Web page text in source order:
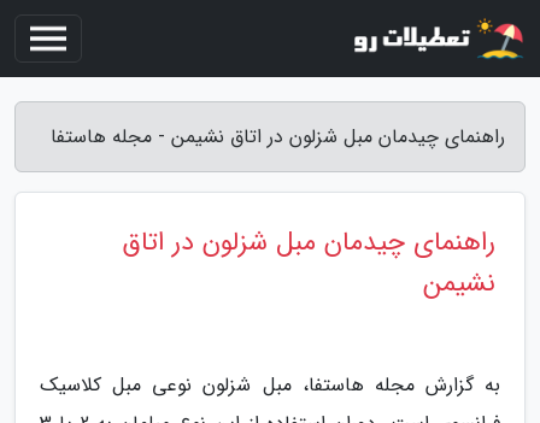
راهنمای چیدمان مبل شزلون در اتاق نشیمن - مجله هاستفا
راهنمای چیدمان مبل شزلون در اتاق
نشیمن
به گزارش مجله هاستفا، مبل شزلون نوعی مبل کلاسیک